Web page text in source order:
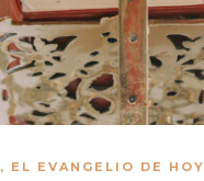
, EL EVANGELIO DE HOY